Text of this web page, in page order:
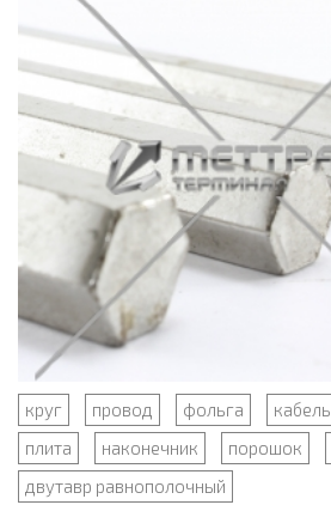
круг провод фольга кабель
плита
наконечник порошок
двутавр равнополочный